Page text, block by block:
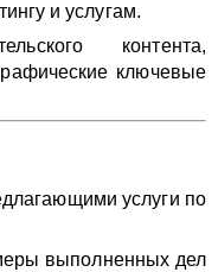
и услугам.
контента,
ключевые
услуги по
выполненных дел